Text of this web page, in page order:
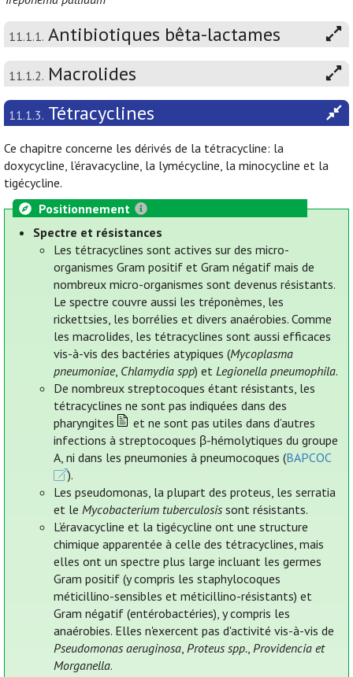
11.1.1. Antibiotiques bêta-lactames
11.1.2. Macrolides
11.1.3. Tétracyclines
Ce chapitre concerne les dérivés de la tétracycline: la
doxycycline, l’éravacycline, la lymécycline, la minocycline et la
tigécycline.
Positionnement
Spectre et résistances
Les tétracyclines sont actives sur des micro-
organismes Gram positif et Gram négatif mais de
nombreux micro-organismes sont devenus résistants.
Le spectre couvre aussi les tréponèmes, les
rickettsies, les borrélies et divers anaérobies. Comme
les macrolides, les tétracyclines sont aussi efficaces
vis-à-vis des bactéries atypiques (Mycoplasma
pneumoniae, Chlamydia spp) etLegionella pneumophila.
De nombreux streptocoques étant résistants, les
tétracyclines ne sont pas indiquées dans des
pharyngites
et ne sont pas utiles dans d’autres
infections à streptocoques β-hémolytiques du groupe
A, ni dans les pneumonies à pneumocoques (BAPCOC
).
Les pseudomonas, la plupart des proteus, les serratia
et leMycobacterium tuberculosis sont résistants.
L’éravacycline et la tigécycline ont une structure
chimique apparentée à celle des tétracyclines, mais
elles ont un spectre plus large incluant les germes
Gram positif (y compris les staphylocoques
méticillino-sensibles et méticillino-résistants) et
Gram négatif (entérobactéries), y compris les
anaérobies. Elles n'exercent pas d'activité vis-à-vis de
Pseudomonas aeruginosa,Proteus spp.,Providencia et
Morganella.